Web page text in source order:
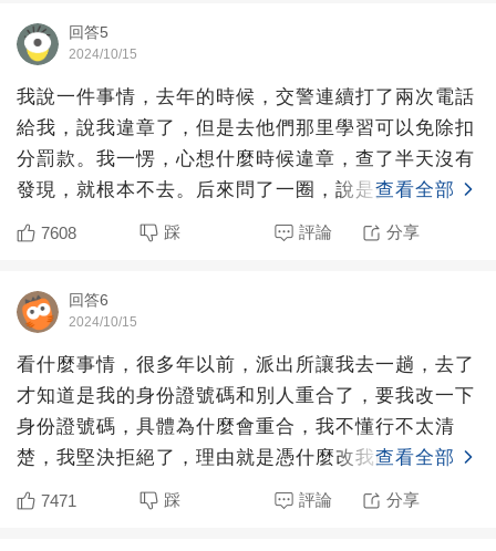
回答5
2024/10/15
我說一件事情，去年的時候，交警連續打了兩次電話
給我，說我違章了，但是去他們那里學習可以免除扣
分罰款。我一愣，心想什麼時候違章，查了半天沒有
發現，就根本不去。后來問了一圈，說是交警為了完
成有人上門學習的
查看全部
7608 踩 評論 分享
回答6
2024/10/15
看什麼事情，很多年以前，派出所讓我去一趟，去了
才知道是我的身份證號碼和別人重合了，要我改一下
身份證號碼，具體為什麼會重合，我不懂行不太清
楚，我堅決拒絕了，理由就是憑什麼改我的不改對方
的？后來我找了個認
查看全部
7471 踩 評論 分享